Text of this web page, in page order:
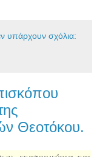
υπάρχουν σχόλια:
Θεοτόκου.